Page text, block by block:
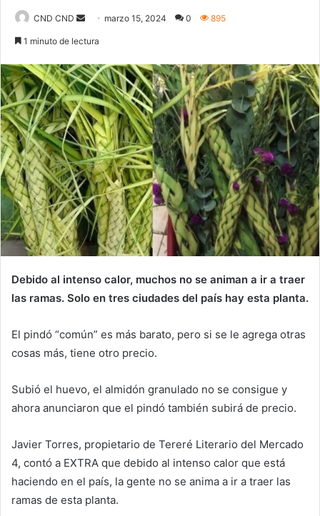
CND CND
Send marzo 15, 2024 0 895
1 minuto de lectura
Debido al intenso calor, muchos no se animan a ir a traer
las ramas. Solo en tres ciudades del país hay esta planta.
El pindó “común” es más barato, pero si se le agrega otras
cosas más, tiene otro precio.
Subió el huevo, el almidón granulado no se consigue y
ahora anunciaron que el pindó también subirá de precio.
Javier Torres, propietario de Tereré Literario del Mercado
4, contó a EXTRA que debido al intenso calor que está
haciendo en el país, la gente no se anima a ir a traer las
ramas de esta planta.